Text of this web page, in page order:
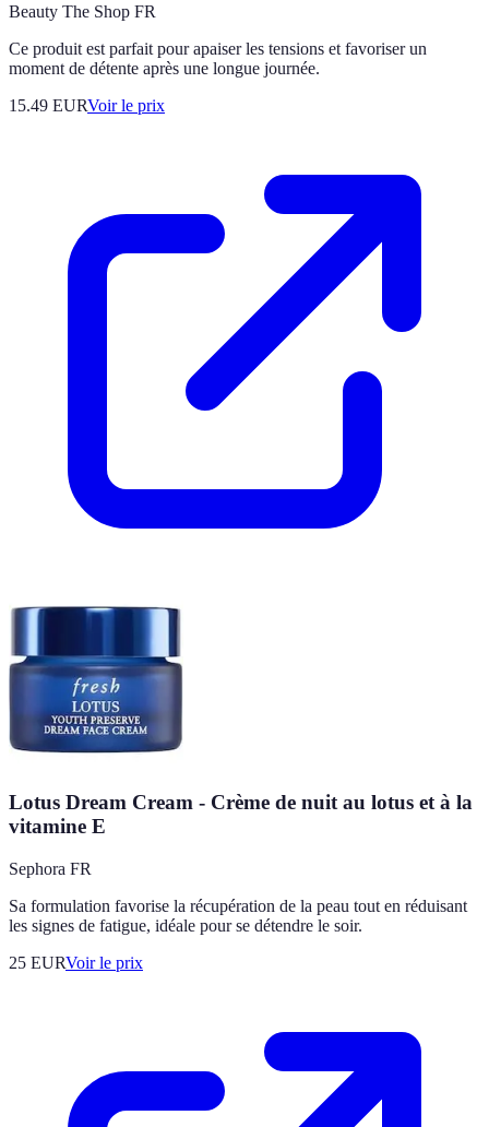
Beauty The Shop FR
Ce produit est parfait pour apaiser les tensions et favoriser un
moment de détente après une longue journée.
15.49 EURVoir le prix
Lotus Dream Cream - Crème de nuit au lotus et à la
vitamine E
Sephora FR
Sa formulation favorise la récupération de la peau tout en réduisant
les signes de fatigue, idéale pour se détendre le soir.
25 EURVoir le prix